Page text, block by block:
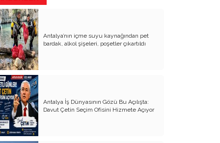
İncelenmelidir
Bu Savaşta Kazananlar, Kaybedenler
ve Türkiye Üzerine Etkileri
Öcalan ve Dem Nasıl Bir Türkiye
İstiyor?
Abd’de Bu Ses İlk Defa Duyuluyor
Psikiyatrik Sorunları Olan İki Ruh
Hastası Siyasetçi Dünyayı Felakete
Sürüklüyor
Âlimin Ölümü Elbet Âlemin Ölümüdür
Antalya’nın içme suyu kaynağından pet
bardak, alkol şişeleri, poşetler çıkartıldı
Antalya İş Dünyasının Gözü Bu Açılışta:
Davut Çetin Seçim Ofisini Hizmete Açıyor